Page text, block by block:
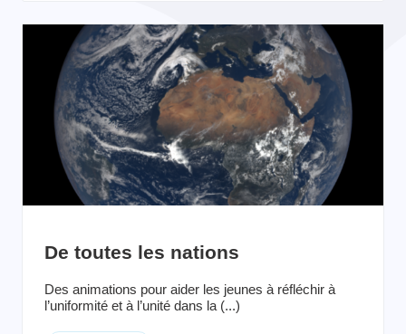
De toutes les nations
Des animations pour aider les jeunes à réfléchir à
l’uniformité et à l’unité dans la (...)